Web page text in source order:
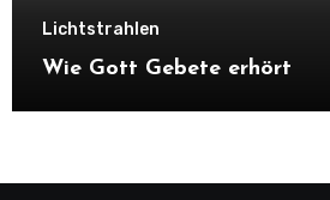
Lichtstrahlen
Wie Gott Gebete erhört